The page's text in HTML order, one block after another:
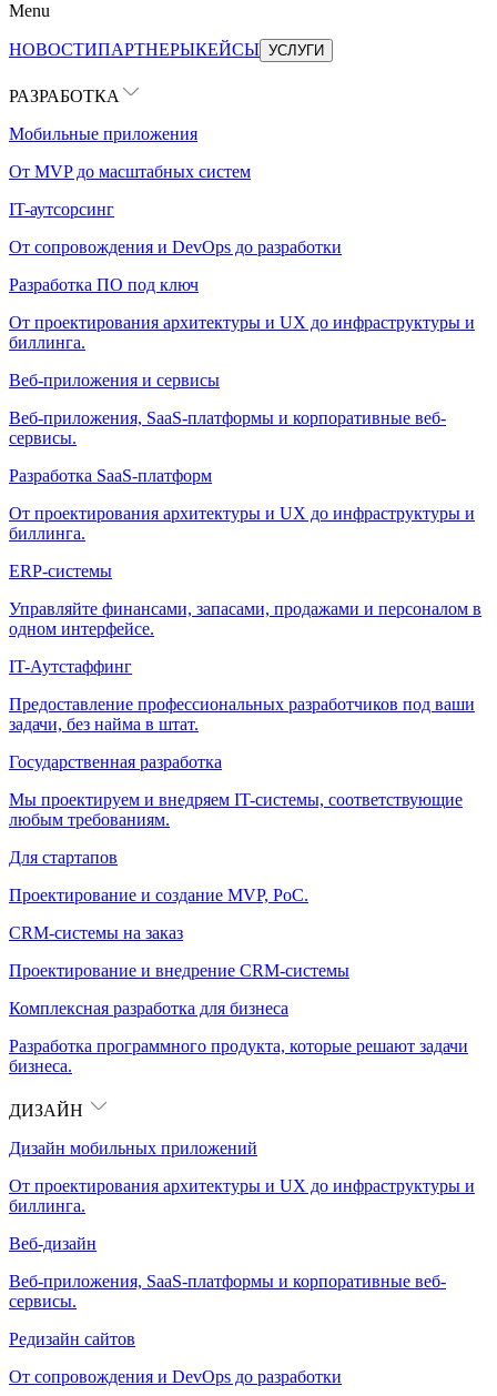
Menu
НОВОСТИПАРТНЕРЫКЕЙСЫ УСЛУГИ
РАЗРАБОТКА
Мобильные приложения
От MVP до масштабных систем
IT-аутсорсинг
От сопровождения и DevOps до разработки
Разработка ПО под ключ
От проектирования архитектуры и UX до инфраструктуры и
биллинга.
Веб-приложения и сервисы
Веб-приложения, SaaS-платформы и корпоративные веб-
сервисы.
Разработка SaaS-платформ
От проектирования архитектуры и UX до инфраструктуры и
биллинга.
ERP-системы
Управляйте финансами, запасами, продажами и персоналом в
одном интерфейсе.
IT-Аутстаффинг
Предоставление профессиональных разработчиков под ваши
задачи, без найма в штат.
Государственная разработка
Мы проектируем и внедряем IT-системы, соответствующие
любым требованиям.
Для стартапов
Проектирование и создание MVP, PoC.
CRM-системы на заказ
Проектирование и внедрение CRM-системы
Комплексная разработка для бизнеса
Разработка программного продукта, которые решают задачи
бизнеса.
ДИЗАЙН
Дизайн мобильных приложений
От проектирования архитектуры и UX до инфраструктуры и
биллинга.
Веб-дизайн
Веб-приложения, SaaS-платформы и корпоративные веб-
сервисы.
Редизайн сайтов
От сопровождения и DevOps до разработки